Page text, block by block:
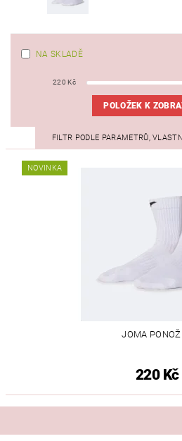
NA SKLADĚ
220 Kč
POLOŽEK K
FILTR PODLE PARAMETRŮ,
NOVINKA
JOMA
220 Kč